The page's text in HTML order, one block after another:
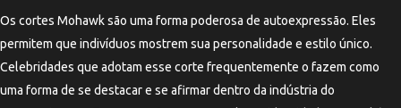
Os cortes Mohawk são uma forma poderosa de autoexpressão. Eles
permitem que indivíduos mostrem sua personalidade e estilo único.
Celebridades que adotam esse corte frequentemente o fazem como
uma forma de se destacar e se afirmar dentro da indústria do